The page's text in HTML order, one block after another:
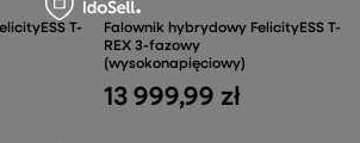
T-
Falownik hybrydowy FelicityESS T-
REX 3-fazowy
(wysokonapięciowy)
13 999,99 zł